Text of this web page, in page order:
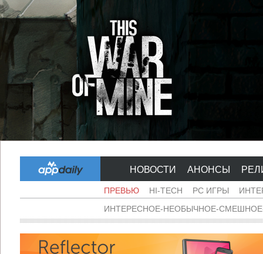
НОВОСТИ АНОНСЫ
ПРЕВЬЮ HI-TECH PC ИГРЫ
ИНТЕРЕСНОЕ-НЕОБЫЧНОЕ-